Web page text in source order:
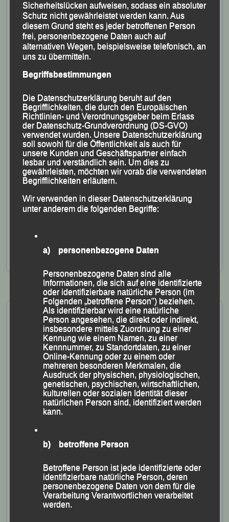
Dank der Unterstützung der Fa. Mc Donald`s konnten
die Verantwortlichen der LG Passau zudem die
niedrigen Startgebühren aus den Vorjahren auch heuer
beibehalten; jedem Teilnehmer wieder eine
Erinnerungsmedaille, den Erstplatzierten ein kleines
Präsent und den Staffelsiegern zudem Pokale mit nach
Hause geben.
Teamgeist war beim Staffelrennen gefragt.
Die detailliertenErgebnissesindhierabrufbar.
Veröffentlicht
Donald`s-Schüler- und Jugendsportfest,MC Donalds
,McDonald`s Passau
27. Mc Donald`s-Sportfest
ein voller Erfolg – Passau,
03.10.2023
Veröffentlicht am3. Oktober 2023 vonlgpassau
„Leichtathletik im Zeichen des
Nachwuchses“ auf der Sportanlage
Passau-Oberhaus
(KS.) Ganz im Zeichen der Nachwuchs-Leichtathletik
Passau-Oberhaus, wo der Vorsitzende der
Leichtathletik Gemeinschaft (LG) Passau Stadtrat
Siegfried Kapfer bei regelrechtem Kaiserwetter über
Sicherheitslücken aufweisen, sodass ein absoluter
Schutz nicht gewährleistet werden kann. Aus
diesem Grund steht es jeder betroffenen Person
frei, personenbezogene Daten auch auf
alternativen Wegen, beispielsweise telefonisch, an
uns zu übermitteln.
Begriffsbestimmungen
Die Datenschutzerklärung beruht auf den
Begrifflichkeiten, die durch den Europäischen
Richtlinien- und Verordnungsgeber beim Erlass
der Datenschutz-Grundverordnung (DS-GVO)
verwendet wurden. Unsere Datenschutzerklärung
soll sowohl für die Öffentlichkeit als auch für
unsere Kunden und Geschäftspartner einfach
lesbar und verständlich sein. Um dies zu
gewährleisten, möchten wir vorab die verwendeten
Begrifflichkeiten erläutern.
Wir verwenden in dieser Datenschutzerklärung
unter anderem die folgenden Begriffe:
a) personenbezogene Daten
Personenbezogene Daten sind alle
Informationen, die sich auf eine identifizierte
oder identifizierbare natürliche Person (im
Folgenden „betroffene Person") beziehen.
Als identifizierbar wird eine natürliche
Person angesehen, die direkt oder indirekt,
insbesondere mittels Zuordnung zu einer
Kennung wie einem Namen, zu einer
Kennnummer, zu Standortdaten, zu einer
Online-Kennung oder zu einem oder
mehreren besonderen Merkmalen, die
Ausdruck der physischen, physiologischen,
genetischen, psychischen, wirtschaftlichen,
kulturellen oder sozialen Identität dieser
natürlichen Person sind, identifiziert werden
kann.
b) betroffene Person
Betroffene Person ist jede identifizierte oder
identifizierbare natürliche Person, deren
personenbezogene Daten von dem für die
Verarbeitung Verantwortlichen verarbeitet
werden.